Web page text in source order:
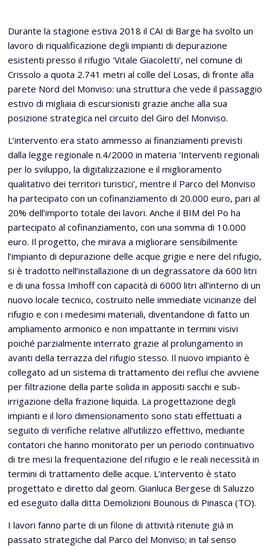
Durante la stagione estiva 2018 il CAI di Barge ha svolto un
lavoro di riqualificazione degli impianti di depurazione
esistenti presso il rifugio 'Vitale Giacoletti', nel comune di
Crissolo a quota 2.741 metri al colle del Losas, di fronte alla
parete Nord del Monviso: una struttura che vede il passaggio
estivo di migliaia di escursionisti grazie anche alla sua
posizione strategica nel circuito del Giro del Monviso.
L’intervento era stato ammesso ai finanziamenti previsti
dalla legge regionale n.4/2000 in materia 'Interventi regionali
per lo sviluppo, la digitalizzazione e il miglioramento
qualitativo dei territori turistici', mentre il Parco del Monviso
ha partecipato con un cofinanziamento di 20.000 euro, pari al
20% dell’importo totale dei lavori. Anche il BIM del Po ha
partecipato al cofinanziamento, con una somma di 10.000
euro. Il progetto, che mirava a migliorare sensibilmente
l’impianto di depurazione delle acque grigie e nere del rifugio,
si è tradotto nell’installazione di un degrassatore da 600 litri
e di una fossa Imhoff con capacità di 6000 litri all’interno di un
nuovo locale tecnico, costruito nelle immediate vicinanze del
rifugio e con i medesimi materiali, diventandone di fatto un
ampliamento armonico e non impattante in termini visivi
poiché parzialmente interrato grazie al prolungamento in
avanti della terrazza del rifugio stesso. Il nuovo impianto è
collegato ad un sistema di trattamento dei reflui che avviene
per filtrazione della parte solida in appositi sacchi e sub-
irrigazione della frazione liquida. La progettazione degli
impianti e il loro dimensionamento sono stati effettuati a
seguito di verifiche relative all’utilizzo effettivo, mediante
contatori che hanno monitorato per un periodo continuativo
di tre mesi la frequentazione del rifugio e le reali necessità in
termini di trattamento delle acque. L’intervento è stato
progettato e diretto dal geom. Gianluca Bergese di Saluzzo
ed eseguito dalla ditta Demolizioni Bounous di Pinasca (TO).
I lavori fanno parte di un filone di attività ritenute già in
passato strategiche dal Parco del Monviso; in tal senso